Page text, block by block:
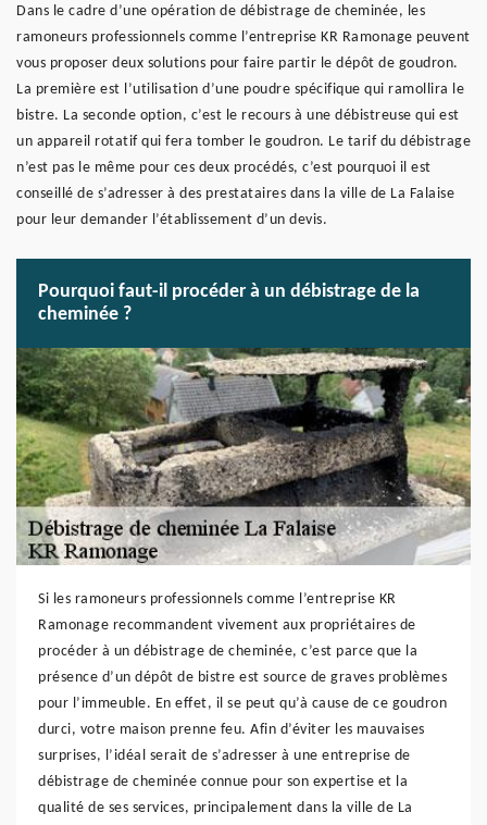
Dans le cadre d’une opération de débistrage de cheminée, les
ramoneurs professionnels comme l’entreprise KR Ramonage peuvent
vous proposer deux solutions pour faire partir le dépôt de goudron.
La première est l’utilisation d’une poudre spécifique qui ramollira le
bistre. La seconde option, c’est le recours à une débistreuse qui est
un appareil rotatif qui fera tomber le goudron. Le tarif du débistrage
n’est pas le même pour ces deux procédés, c’est pourquoi il est
conseillé de s’adresser à des prestataires dans la ville de La Falaise
pour leur demander l’établissement d’un devis.
Pourquoi faut-il procéder à un débistrage de la
cheminée ?
Si les ramoneurs professionnels comme l’entreprise KR
Ramonage recommandent vivement aux propriétaires de
procéder à un débistrage de cheminée, c’est parce que la
présence d’un dépôt de bistre est source de graves problèmes
pour l’immeuble. En effet, il se peut qu’à cause de ce goudron
durci, votre maison prenne feu. Afin d’éviter les mauvaises
surprises, l’idéal serait de s’adresser à une entreprise de
débistrage de cheminée connue pour son expertise et la
qualité de ses services, principalement dans la ville de La